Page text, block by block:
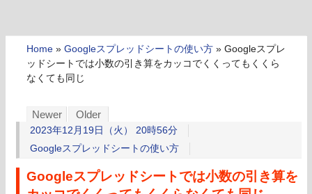
Home » Googleスプレッドシートの使い方 » Googleスプレ
ッドシートでは小数の引き算をカッコでくくってもくくら
なくても同じ
Newer Older
2023年12月19日（火） 20時56分
Googleスプレッドシートの使い方
Googleスプレッドシートでは小数の引き算を